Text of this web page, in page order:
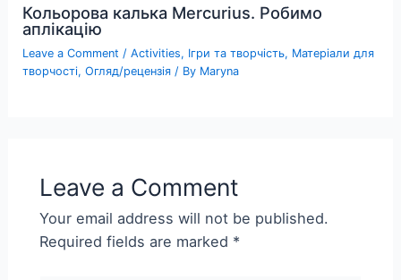
Кольорова калька Mercurius. Робимо
аплікацію
Leave a Comment /Activities, Ігри та творчість, Матеріали для
творчості,Огляд/рецензія / By Maryna
Leave a Comment
Your email address will not be published.
Required fields are marked *